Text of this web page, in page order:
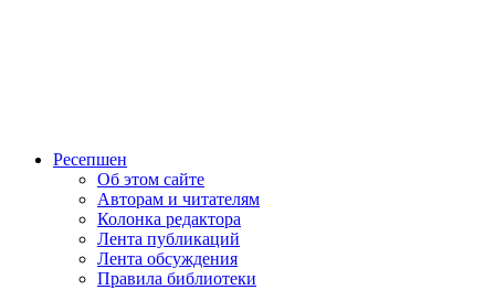
Ресепшен
Об этом сайте
Авторам и читателям
Колонка редактора
Лента публикаций
Лента обсуждения
Правила библиотеки